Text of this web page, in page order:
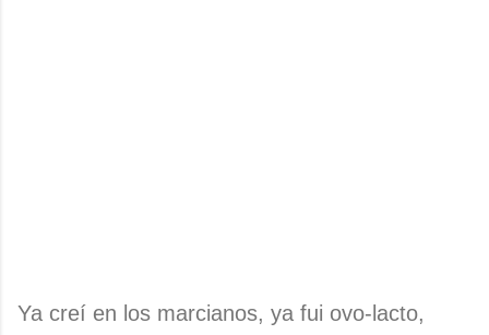
Ya creí en los marcianos, ya fui ovo-lacto,